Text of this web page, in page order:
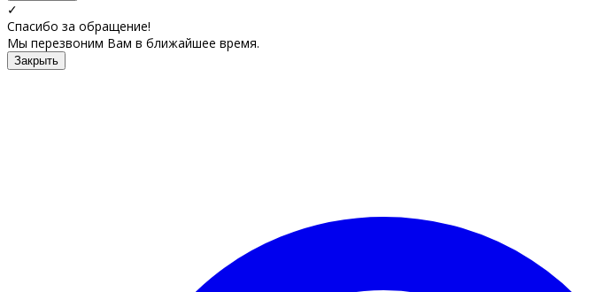
✓
Спасибо за обращение!
Мы перезвоним Вам в ближайшее время.
Закрыть